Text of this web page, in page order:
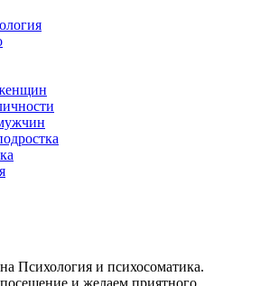
Психология и психосоматика.